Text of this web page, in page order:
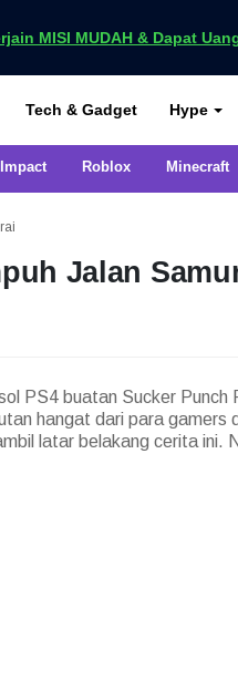
MISI MUDAH & Dapat
Tech & Gadget Hype
Roblox Minecraft
Jalan
PS4 buatan Sucker Punch
hangat dari para gamers
latar belakang cerita ini.